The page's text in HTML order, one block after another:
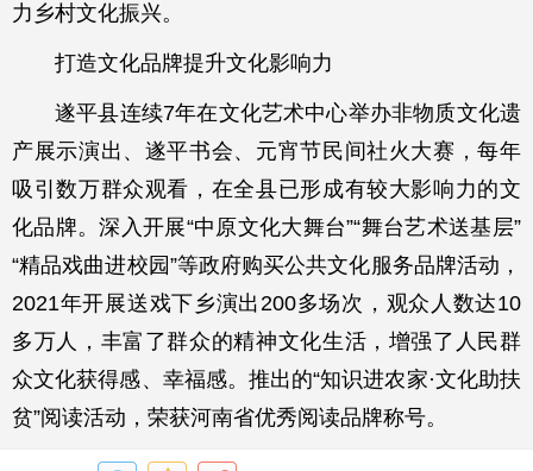
力乡村文化振兴。
打造文化品牌提升文化影响力
遂平县连续7年在文化艺术中心举办非物质文化遗
产展示演出、遂平书会、元宵节民间社火大赛，每年
吸引数万群众观看，在全县已形成有较大影响力的文
化品牌。深入开展“中原文化大舞台”“舞台艺术送基层”
“精品戏曲进校园”等政府购买公共文化服务品牌活动，
2021年开展送戏下乡演出200多场次，观众人数达10
多万人，丰富了群众的精神文化生活，增强了人民群
众文化获得感、幸福感。推出的“知识进农家·文化助扶
贫”阅读活动，荣获河南省优秀阅读品牌称号。